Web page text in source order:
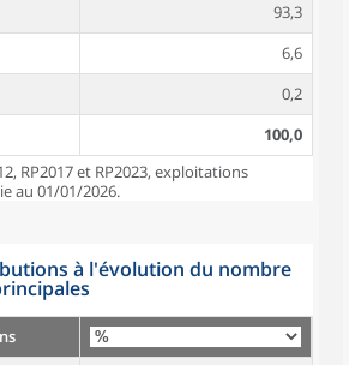
93,3
6,6
0,2
100,0
RP2017 et RP2023, exploitations
au 01/01/2026.
à l'évolution du nombre